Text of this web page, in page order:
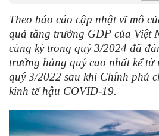
Theo báo cáo cập nhật vĩ mô
quả tăng trưởng GDP của Việt
cùng kỳ trong quý 3/2024 đã
trưởng hàng quý cao nhất kể
quý 3/2022 sau khi Chính phủ
kinh tế hậu COVID-19.